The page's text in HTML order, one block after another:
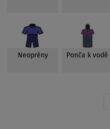
Neoprény Ponča k vodě